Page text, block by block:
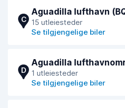
C
Aguadilla lufthavn
15 utleiesteder
Se tilgjengelige biler
D
Aguadilla
1 utleiesteder
Se tilgjengelige biler